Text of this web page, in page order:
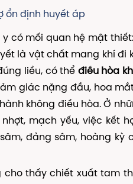
ổn định huyết áp
có mối quan hệ mật
là vật chất mang khí đi
liều, có thể điều hòa
giác nặng đầu, hoa
không điều hòa. Ở
mạch yếu, việc kết
đảng sâm, hoàng kỳ
cho thấy chiết xuất tam